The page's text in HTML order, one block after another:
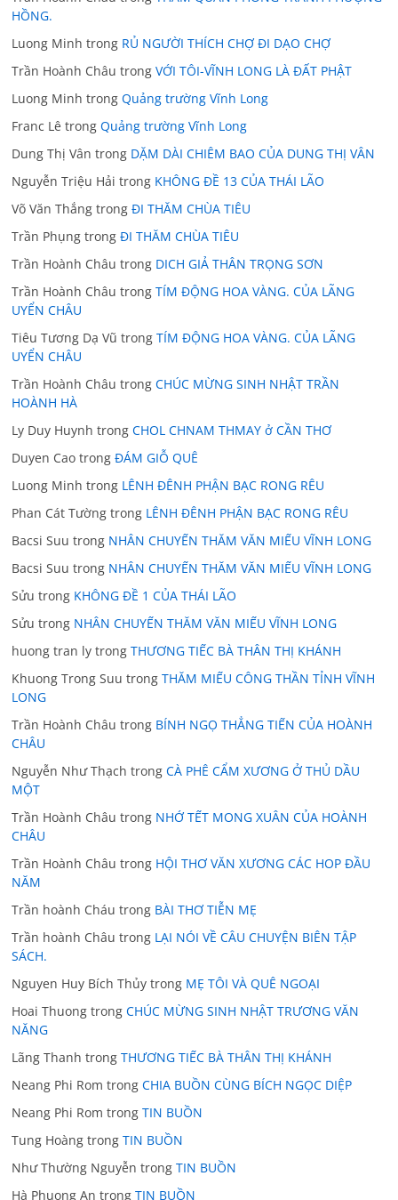
HỒNG.
Luong Minh trong RỦ NGƯỜI THÍCH CHỢ ĐI DẠO CHỢ
Trần Hoành Châu trongVỚI TÔI-VĨNH LONG LÀ ĐẤT PHẬT
Luong Minh trongQuảng trường Vĩnh Long
Franc Lê trongQuảng trường Vĩnh Long
Dung Thị Vân trong DẶM DÀI CHIÊM BAO CỦA DUNG THỊ VÂN
Nguyễn Triệu Hải trong KHÔNG ĐỀ 13 CỦA THÁI LÃO
Võ Văn Thắng trongĐI THĂM CHÙA TIÊU
Trần Phụng trongĐI THĂM CHÙA TIÊU
Trần Hoành Châu trong DICH GIẢ THÂN TRỌNG SƠN
Trần Hoành Châu trongTÍM ĐỘNG HOA VÀNG. CỦA LÃNG
UYỂN CHÂU
Tiêu Tương Dạ Vũ trongTÍM ĐỘNG HOA VÀNG. CỦA LÃNG
UYỂN CHÂU
Trần Hoành Châu trongCHÚC MỪNG SINH NHẬT TRẦN
HOÀNH HÀ
Ly Duy Huynh trongCHOL CHNAM THMAY ở CẦN THƠ
Duyen Cao trongĐÁM GIỖ QUÊ
Luong Minh trong LÊNH ĐÊNH PHẬN BẠC RONG RÊU
Phan Cát Tường trong LÊNH ĐÊNH PHẬN BẠC RONG RÊU
Bacsi Suu trong NHÂN CHUYẾN THĂM VĂN MIẾU VĨNH LONG
Bacsi Suu trong NHÂN CHUYẾN THĂM VĂN MIẾU VĨNH LONG
Sửu trong KHÔNG ĐỀ 1 CỦA THÁI LÃO
Sửu trong NHÂN CHUYẾN THĂM VĂN MIẾU VĨNH LONG
huong tran ly trongTHƯƠNG TIẾC BÀ THÂN THỊ KHÁNH
Khuong Trong Suu trongTHĂM MIẾU CÔNG THẦN TỈNH VĨNH
LONG
Trần Hoành Châu trong BÍNH NGỌ THẲNG TIẾN CỦA HOÀNH
CHÂU
Nguyễn Như Thạch trongCÀ PHÊ CẨM XƯƠNG Ở THỦ DẦU
MỘT
Trần Hoành Châu trong NHỚ TẾT MONG XUÂN CỦA HOÀNH
CHÂU
Trần Hoành Châu trong HỘI THƠ VĂN XƯƠNG CÁC HOP ĐẦU
NĂM
Trần hoành Cháu trong BÀI THƠ TIỄN MẸ
Trần hoành Châu trong LẠI NÓI VỀ CÂU CHUYỆN BIÊN TẬP
SÁCH.
Nguyen Huy Bích Thủy trong MẸ TÔI VÀ QUÊ NGOẠI
Hoai Thuong trongCHÚC MỪNG SINH NHẬT TRƯƠNG VĂN
NĂNG
Lãng Thanh trongTHƯƠNG TIẾC BÀ THÂN THỊ KHÁNH
Neang Phi Rom trongCHIA BUỒN CÙNG BÍCH NGỌC DIỆP
Neang Phi Rom trongTIN BUỒN
Tung Hoàng trongTIN BUỒN
Như Thường Nguyễn trongTIN BUỒN
Hà Phuong An trongTIN BUỒN